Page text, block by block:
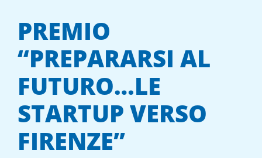
PREMIO
“PREPARARSI AL
FUTURO…LE
STARTUP VERSO
FIRENZE”